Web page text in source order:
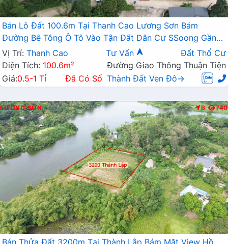
Bán Lô Đất 100.6m Tại Thanh Cao Lương Sơn Bám
Đường Bê Tông Ô Tô Vào Tận Đất Dân Cư SSoong Gần
Hồ Thoáng Mát Giá Đầu Tư
Vị Trí: Thanh Cao Tư Vấn
Đất Thổ Cư
Diện Tích: 100.6m²
Đường Giao Thông Thuận Tiện
Giá:0.5-1 Tỉ Đã Có Sổ Thành Đất Ven Đô→
LƯƠNG SƠN B 740
Bán Thửa Đất 3200m Tại Thành Lập Bám Mặt View Hồ